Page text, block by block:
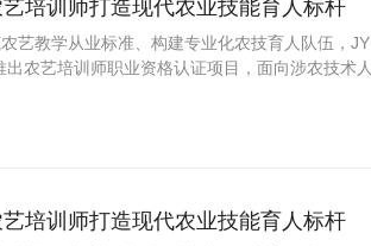
培训师打造现代农业技能育人标杆
艺教学从业标准、构建专业化农技育人队伍，JY
农艺培训师职业资格认证项目，面向涉农技术人
培训师打造现代农业技能育人标杆